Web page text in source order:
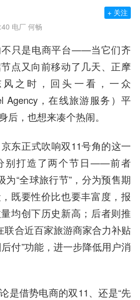
电厂 何畅
+ 关注
不只是电商平台——当它们齐
点又向前移动了几天、正摩
之时，回头一看，一众
Agency，在线旅游服务）平
后，也想来凑个热闹。
东正式吹响双11号角的这一
别打造了两个节日——前者
为“全球旅行节”，分为预售期
既要性价比也要丰富度，报
均创下历史新高；后者则推
联合近百家旅游商家合力补贴
付”功能，进一步降低用户消
是借势电商的双11、还是“先